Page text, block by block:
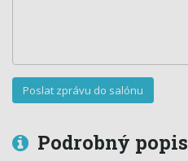
Podrobný popis